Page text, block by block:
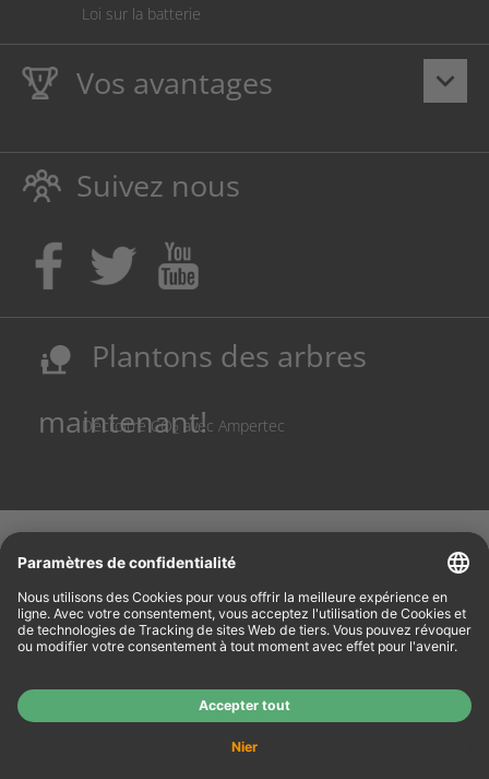
Loi sur la batterie
keyboard_arrow_down
Vos avantages
LaAmpertec Garantie à viesur les encres et toners
Achetez des encres et toners là, où vos enfants font
leur apprentissage!
Réduction des coûts et conservation des ressources
Suivez nous
nature_people
Plantons des arbres
maintenant!
Décroître CO2avec Ampertec